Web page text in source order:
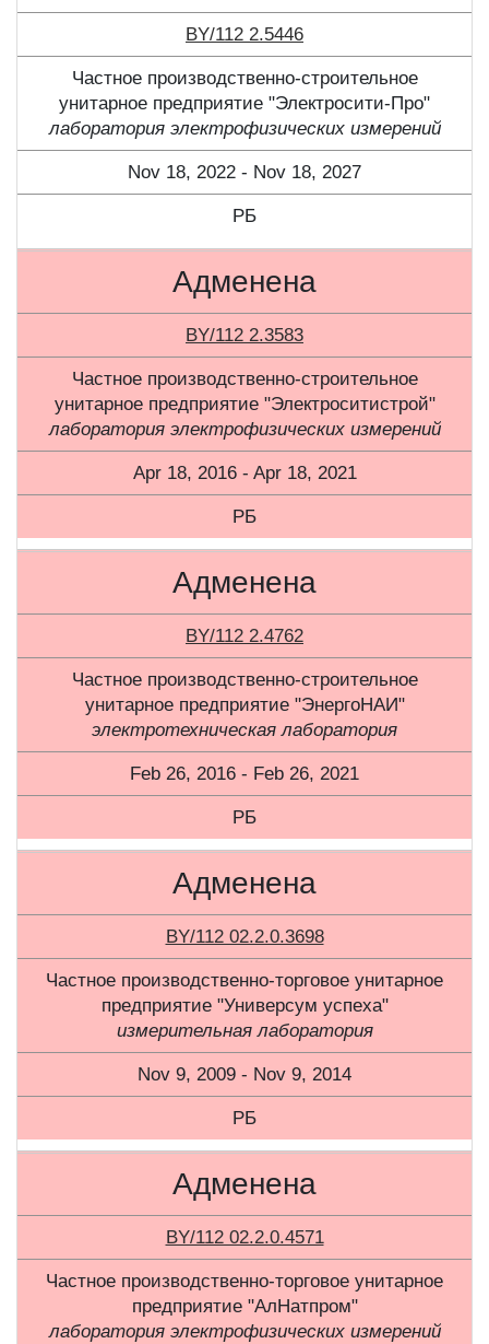
BY/112 2.5446
Частное производственно-строительное
унитарное предприятие "Электросити-Про"
лаборатория электрофизических измерений
Nov 18, 2022 - Nov 18, 2027
РБ
Адменена
BY/112 2.3583
Частное производственно-строительное
унитарное предприятие "Электроситистрой"
лаборатория электрофизических измерений
Apr 18, 2016 - Apr 18, 2021
РБ
Адменена
BY/112 2.4762
Частное производственно-строительное
унитарное предприятие "ЭнергоНАИ"
электротехническая лаборатория
Feb 26, 2016 - Feb 26, 2021
РБ
Адменена
BY/112 02.2.0.3698
Частное производственно-торговое унитарное
предприятие "Универсум успеха"
измерительная лаборатория
Nov 9, 2009 - Nov 9, 2014
РБ
Адменена
BY/112 02.2.0.4571
Частное производственно-торговое унитарное
предприятие "АлНатпром"
лаборатория электрофизических измерений